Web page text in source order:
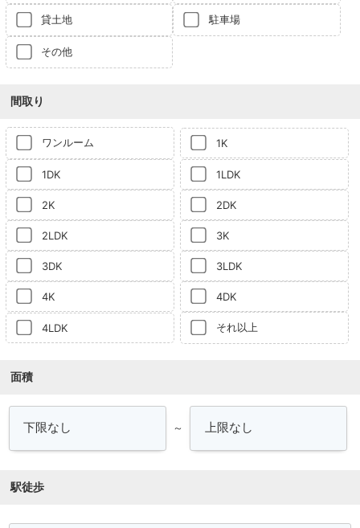
貸土地 駐車場
その他
間取り
ワンルーム 1K
1DK 1LDK
2K 2DK
2LDK 3K
3DK 3LDK
4K 4DK
4LDK それ以上
面積
～
駅徒歩